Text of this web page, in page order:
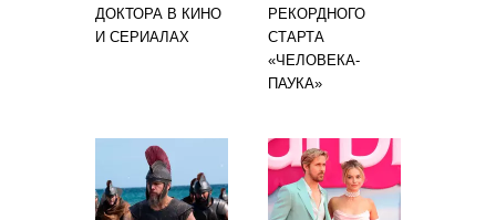
ДОКТОРА В КИНО
И СЕРИАЛАХ
РЕКОРДНОГО
СТАРТА
«ЧЕЛОВЕКА-
ПАУКА»